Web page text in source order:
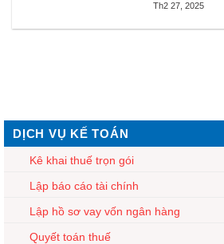
Th2 27, 2025
DỊCH VỤ KẾ TOÁN
Kê khai thuế trọn gói
Lập báo cáo tài chính
Lập hồ sơ vay vốn ngân hàng
Quyết toán thuế